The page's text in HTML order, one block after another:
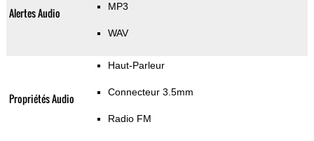
Alertes Audio MP3
WAV
Propriétés Audio
Haut-Parleur
Connecteur 3.5mm
Radio FM